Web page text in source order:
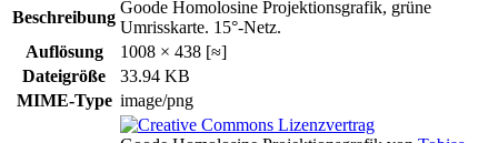
Beschreibung
Goode Homolosine Projektionsgrafik, grüne
Umrisskarte. 15°-Netz.
Auflösung
1008 × 438 [≈]
Dateigröße
33.94 KB
MIME-Type image/png